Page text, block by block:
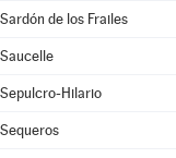
Sardón de los Frailes
Saucelle
Sepulcro-Hilario
Sequeros